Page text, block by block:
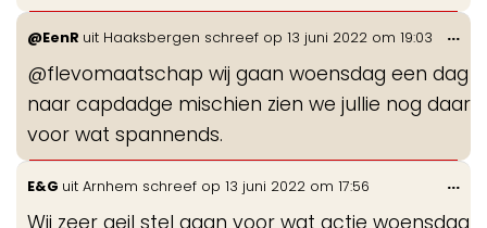
@EenR uit Haaksbergen schreef op 13 juni 2022 om 19:03
@flevomaatschap wij gaan woensdag een dag
naar capdadge mischien zien we jullie nog daar
voor wat spannends.
...
E&G uit Arnhem schreef op 13 juni 2022 om 17:56
Wij zeer geil stel gaan voor wat actie woensdag
...